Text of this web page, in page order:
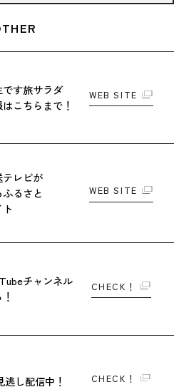
す旅サラダ
こちらまで！
WEB SITE
レビが
ふるさと
WEB SITE
チャンネル
CHECK！
逃し配信中！ CHECK！